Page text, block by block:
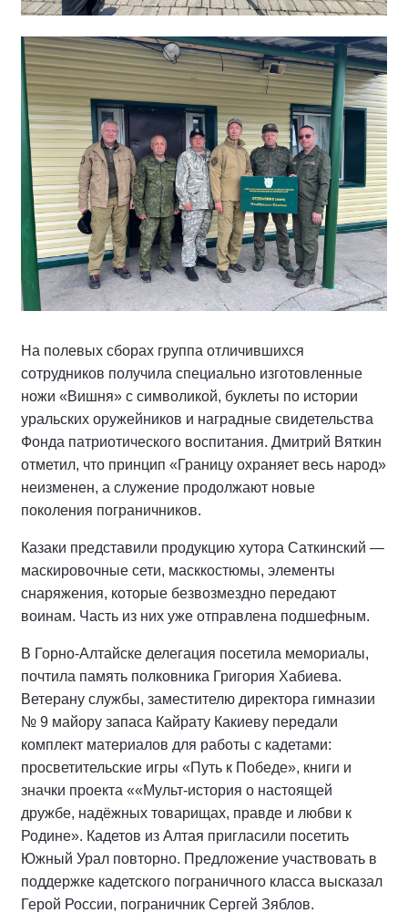
На полевых сборах группа отличившихся
сотрудников получила специально изготовленные
ножи «Вишня» с символикой, буклеты по истории
уральских оружейников и наградные свидетельства
Фонда патриотического воспитания. Дмитрий Вяткин
отметил, что принцип «Границу охраняет весь народ»
неизменен, а служение продолжают новые
поколения пограничников.
Казаки представили продукцию хутора Саткинский —
маскировочные сети, масккостюмы, элементы
снаряжения, которые безвозмездно передают
воинам. Часть из них уже отправлена подшефным.
В Горно-Алтайске делегация посетила мемориалы,
почтила память полковника Григория Хабиева.
Ветерану службы, заместителю директора гимназии
№ 9 майору запаса Кайрату Какиеву передали
комплект материалов для работы с кадетами:
просветительские игры «Путь к Победе», книги и
значки проекта ««Мульт-история о настоящей
дружбе, надёжных товарищах, правде и любви к
Родине». Кадетов из Алтая пригласили посетить
Южный Урал повторно. Предложение участвовать в
поддержке кадетского пограничного класса высказал
Герой России, пограничник Сергей Зяблов.